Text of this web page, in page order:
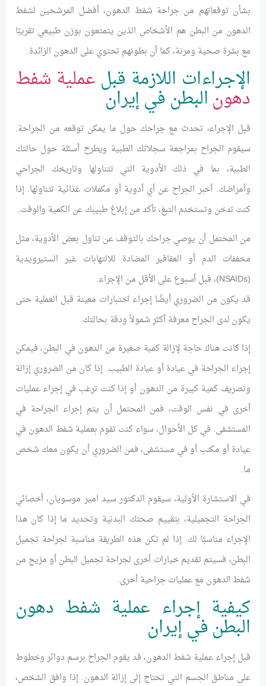
بشأن توقعاتهم من جراحة شفط الدهون، أفضل المرشحين لشفط
الدهون من البطن هم الأشخاص الذين يتمتعون بوزن طبيعي تقريبًا
مع بشرة صحية ومرنة، كما أن بطونهم تحتوي على الدهون الزائدة.
الإجراءات اللازمة قبلعملية شفط
دهونالبطن في إيران
قبل الإجراء، تحدث مع جراحك حول ما يمكن توقعه من الجراحة.
سيقوم الجراح بمراجعة سجلاتك الطبية ويطرح أسئلة حول حالتك
الطبية، بما في ذلك الأدوية التي تتناولها وتاريخك الجراحي
وأمراضك. أخبر الجراح عن أي أدوية أو مكملات غذائية تتناولها. إذا
كنت تدخن وتستخدم التبغ، تأكد من إبلاغ طبيبك عن الكمية والوقت.
من المحتمل أن يوصي جراحك بالتوقف عن تناول بعض الأدوية، مثل
مخففات الدم أو العقاقير المضادة للالتهابات غير الستيرويدية
قد يكون من الضروري أيضًا إجراء اختبارات معينة قبل العملية حتى
يكون لدى الجراح معرفة أكثر شمولاً ودقة بحالتك.
إذا كانت هناك حاجة لإزالة كمية صغيرة من الدهون في البطن، فيمكن
إجراء الجراحة في عيادة أو عيادة الطبيب. إذا كان من الضروري إزالة
وتصريف كمية كبيرة من الدهون أو إذا كنت ترغب في إجراء عمليات
أخرى في نفس الوقت، فمن المحتمل أن يتم إجراء الجراحة في
المستشفى. في كل الأحوال، سواء كنت تقوم بعملية شفط الدهون في
عيادة أو مكتب أو في مستشفى، فمن الضروري أن يكون معك شخص
ما.
في الاستشارة الأولية، سيقوم الدكتور سيد امير موسويان، أخصائي
الجراحة التجميلية، بتقييم صحتك البدنية وتحديد ما إذا كان هذا
الإجراء مناسبًا لك. إذا لم تكن هذه الطريقة مناسبة لجراحة تجميل
البطن، فسيتم تقديم خيارات أخرى لجراحة تجميل البطن أو مزيج من
شفط الدهون مع عمليات جراحية أخرى.
كيفية إجراء عملية شفط دهون
البطن في إيران
قبل إجراء عملية شفط الدهون، قد يقوم الجراح برسم دوائر وخطوط
على مناطق الجسم التي تحتاج إلى إزالة الدهون. إذا وافق الشخص،